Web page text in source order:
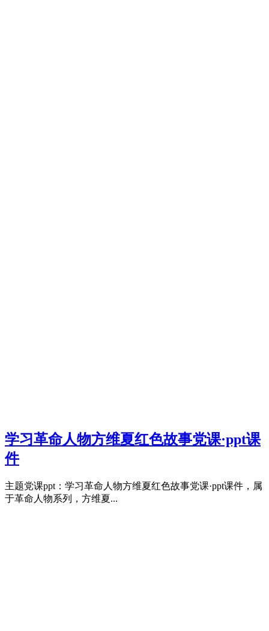
学习革命人物方维夏红色故事党课·ppt课
件
主题党课ppt：学习革命人物方维夏红色故事党课·ppt课件，属
于革命人物系列，方维夏...